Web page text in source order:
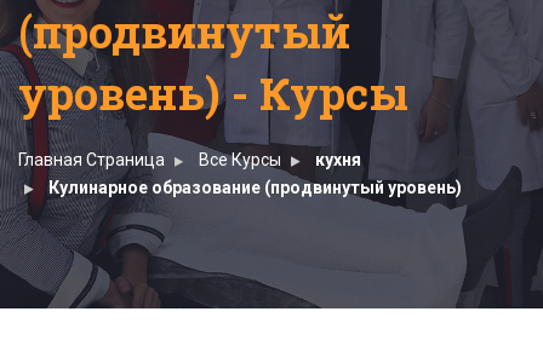
(продвинутый
уровень) - Курсы
Главная Страница Все Курсы
кухня
Кулинарное образование (продвинутый уровень)